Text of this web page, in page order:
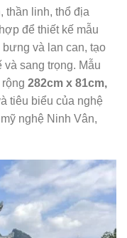
thần linh, thổ địa
để thiết kế mẫu
và lan can, tạo
sang trọng. Mẫu
282cm x 81cm,
tiêu biểu của nghệ
nghệ Ninh Vân,